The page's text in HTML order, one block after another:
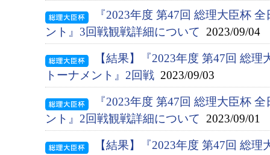
『2023年度 第47回 総理大臣杯
ント』3回戦観戦詳細について 2023/09/04
【結果】『2023年度 第47回 総
トーナメント』2回戦 2023/09/03
『2023年度 第47回 総理大臣杯
ント』2回戦観戦詳細について 2023/09/01
【結果】『2023年度 第47回 総